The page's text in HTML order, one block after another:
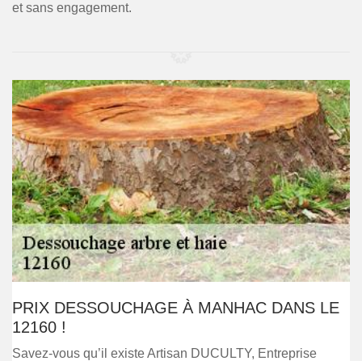
et sans engagement.
PRIX DESSOUCHAGE À MANHAC DANS LE
12160 !
Savez-vous qu’il existe Artisan DUCULTY, Entreprise